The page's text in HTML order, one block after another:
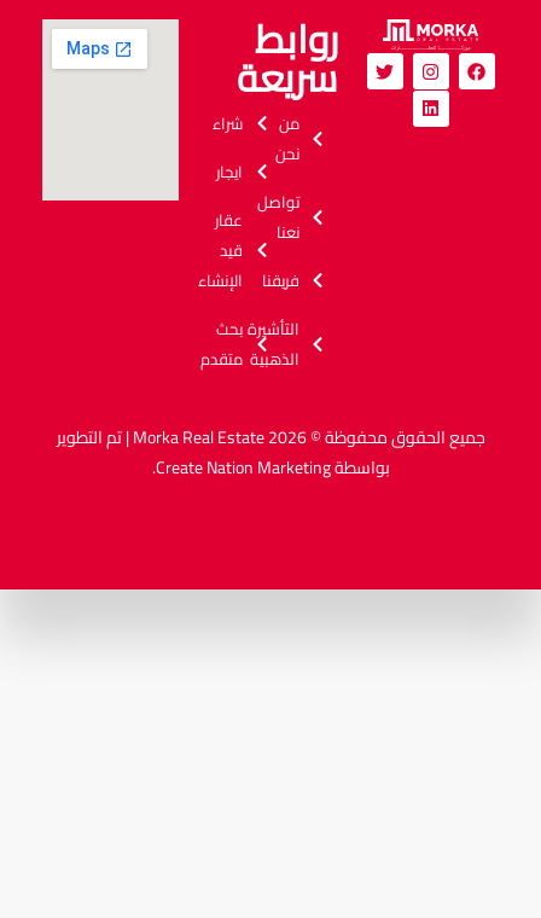
روابط
سريعة
شراء
ايجار
عقار
قيد
الإنشاء
بحث
متقدم
من
نحن
تواصل
نعنا
فريقنا
التأشيرة
الذهبية
جميع الحقوق محفوظة © 2026 Morka Real Estate | تم التطوير
بواسطةCreate Nation Marketing
.